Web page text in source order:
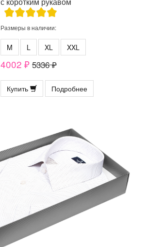
Размеры в наличии:
M L XL XXL
4002 ₽ 5336 ₽
Купить Подробнее